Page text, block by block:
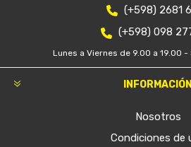
(+598) 2681
(+598) 098
Lunes a Viernes de 9.00 a 19.00 -
INFORMACIÓN
Nosotros
Condiciones de